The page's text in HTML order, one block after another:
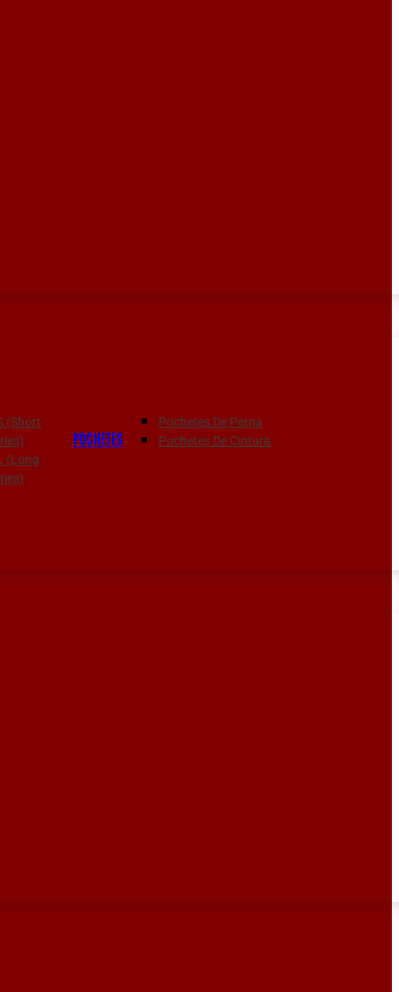
(Short
(Long
POCHETES
Pochetes De Perna
Pochetes De Cintura